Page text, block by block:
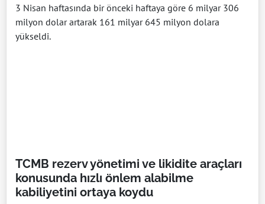
3 Nisan haftasında bir önceki haftaya göre 6 milyar 306
milyon dolar artarak 161 milyar 645 milyon dolara
yükseldi.
TCMB rezerv yönetimi ve likidite araçları
konusunda hızlı önlem alabilme
kabiliyetini ortaya koydu